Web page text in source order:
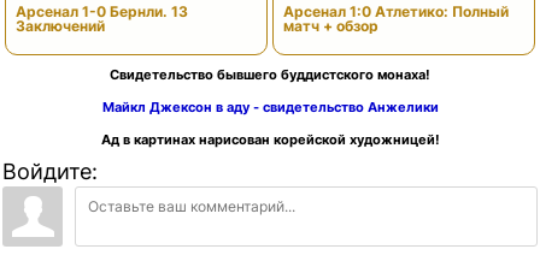
Арсенал 1-0 Бернли. 13
Заключений
Арсенал 1:0 Атлетико: Полный
матч + обзор
Свидетельство бывшего буддистского монаха!
Майкл Джексон в аду - свидетельство Анжелики
Ад в картинах нарисован корейской художницей!
Войдите: